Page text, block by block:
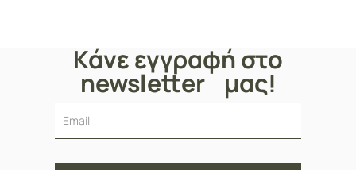
Κάνε εγγραφή στο
newsletter μας!